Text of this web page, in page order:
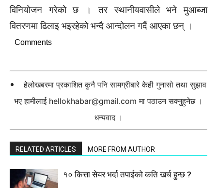
विनियोजन गरेको छ । तर स्थानीयवासीले भने मुआब्जा
वितरणमा ढिलाइ भइरहेको भन्दै आन्दोलन गर्दै आएका छन् ।
Comments
हेलोखबरमा प्रकाशित कुनै पनि सामग्रीबारे केही गुनासो तथा सुझाव
भए हामीलाई hellokhabar@gmail.com मा पठाउन सक्नुहुनेछ ।
धन्यवाद ।
RELATED ARTICLES MORE FROM AUTHOR
१० कित्ता सेयर भर्दा तपाईको कति खर्च हुन्छ ?